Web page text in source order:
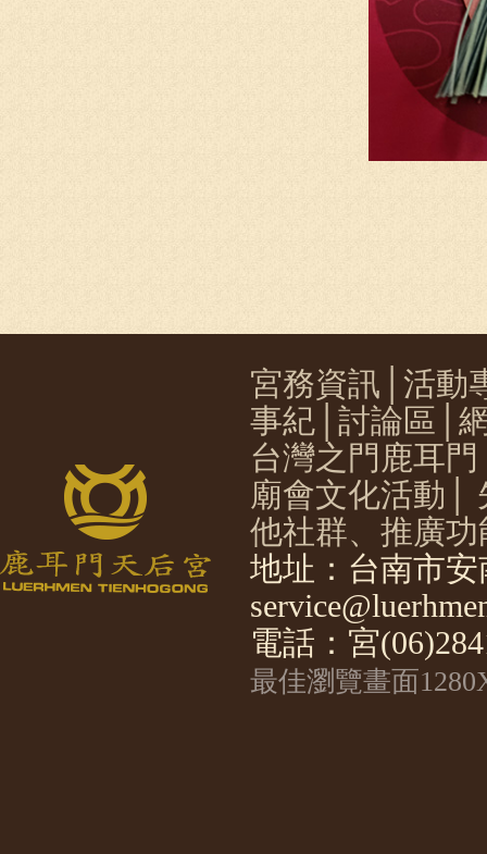
宮務資訊
活動
事紀
討論區
台灣之門鹿耳門
廟會文化活動
他社群、推廣功
地址：台南市
電話：宮
最佳瀏覽畫面